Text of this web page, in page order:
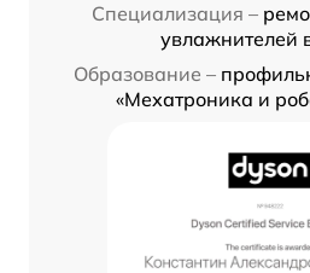
Специализация –
увлажнителей
Образование –
«Мехатроника и